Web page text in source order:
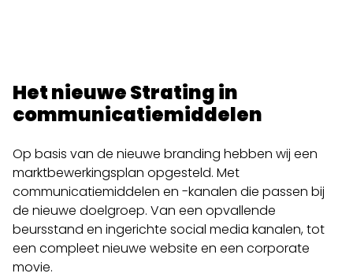
Het nieuwe Strating in
communicatiemiddelen
Op basis van de nieuwe branding hebben wij een
marktbewerkingsplan opgesteld. Met
communicatiemiddelen en -kanalen die passen bij
de nieuwe doelgroep. Van een opvallende
beursstand en ingerichte social media kanalen, tot
een compleet nieuwe website en een corporate
movie.